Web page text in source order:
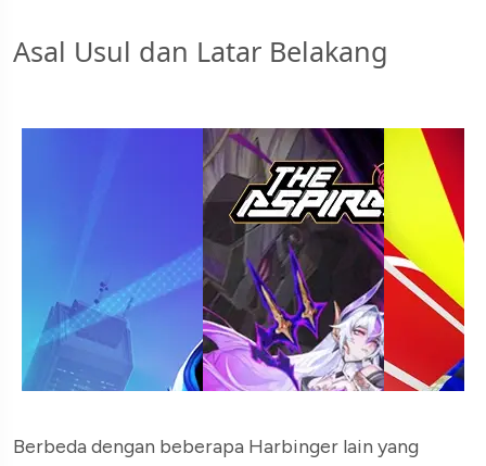
Asal Usul dan Latar Belakang
Berbeda dengan beberapa Harbinger lain yang